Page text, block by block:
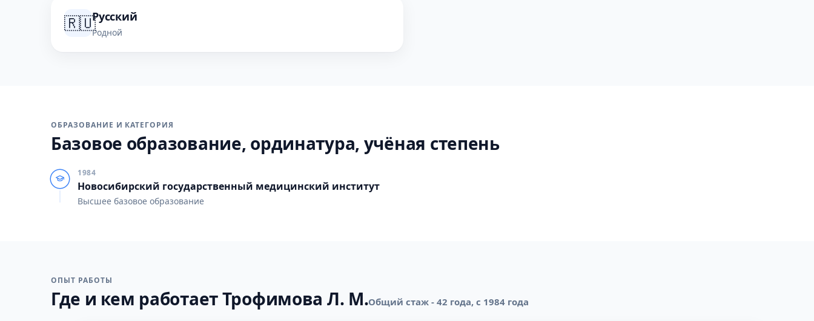
🇷🇺Русский
Родной
ОБРАЗОВАНИЕ И КАТЕГОРИЯ
Базовое образование, ординатура, учёная степень
1984
Новосибирский государственный медицинский институт
Высшее базовое образование
ОПЫТ РАБОТЫ
Где и кем работает Трофимова Л. М.Общий стаж - 42 года, с 1984 года